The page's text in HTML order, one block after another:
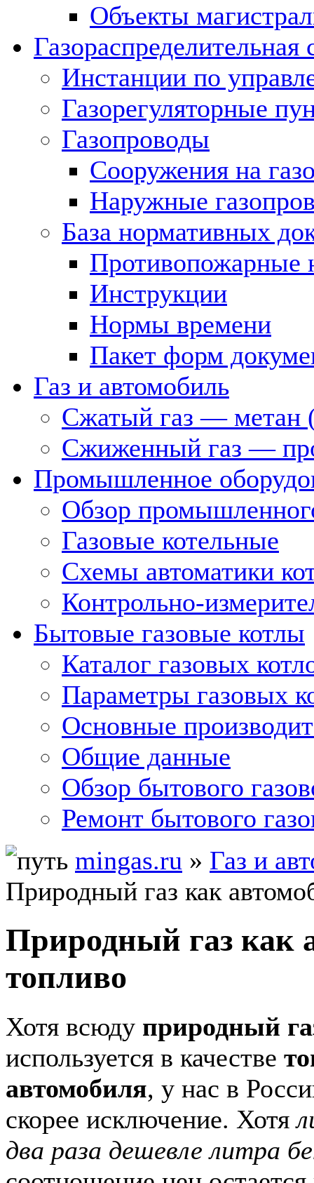
Объекты
Газораспределительная
Инстанции по
Газорегуляторные
Газопроводы
Сооружения на
Наружные
База нормативных
Противопожарные
Инструкции
Нормы времени
Пакет форм
Газ и автомобиль
Сжатый газ — метан
Сжиженный газ —
Промышленное
Обзор
Газовые котельные
Схемы автоматики
Контрольно-
Бытовые газовые котлы
Каталог газовых
Параметры газовых
Основные
Общие данные
Обзор бытового
Ремонт бытового
mingas.ru » Газ и
Природный газ как
Природный газ как
топливо
Хотя всюду природный
используется в качестве
автомобиля, у нас в
скорее исключение. Хотя
два раза дешевле литра